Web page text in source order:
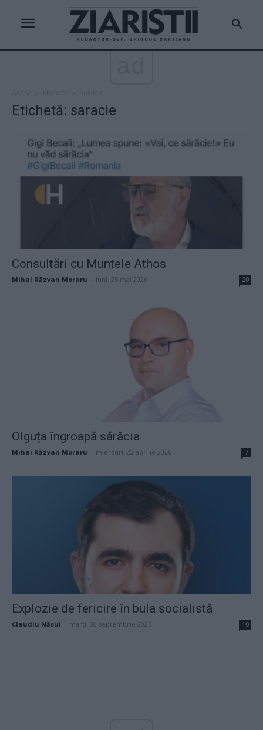
Etichetă: saracie
Consultări cu Muntele Athos
Mihai Răzvan Moraru luni, 25 mai 2026 20
Olguța îngroapă sărăcia
Mihai Răzvan Moraru miercuri, 22 aprilie 2026 7
Explozie de fericire în bula socialistă
Claudiu Năsui marți, 30 septembrie 2025 10